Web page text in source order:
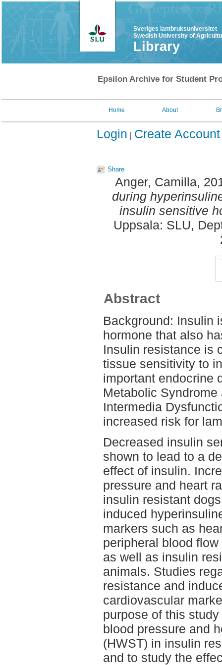
Sveriges lantbruksuniversitet
Swedish University of
Library
Epsilon Archive for Student
Home About
Login Create Account
Share
Anger, Camilla,
during
insulin sensitive
Uppsala: SLU,
Abstract
Background: Insulin
hormone that also
Insulin resistance is
tissue sensitivity to
important endocrine
Metabolic
Intermedia
increased risk for
Decreased insulin
shown to lead to a
effect of insulin.
pressure and heart
insulin resistant
induced
markers such as
peripheral blood
as well as insulin
animals. Studies
resistance and
cardiovascular
purpose of this
blood pressure and
(HWST) in insulin
and to study the